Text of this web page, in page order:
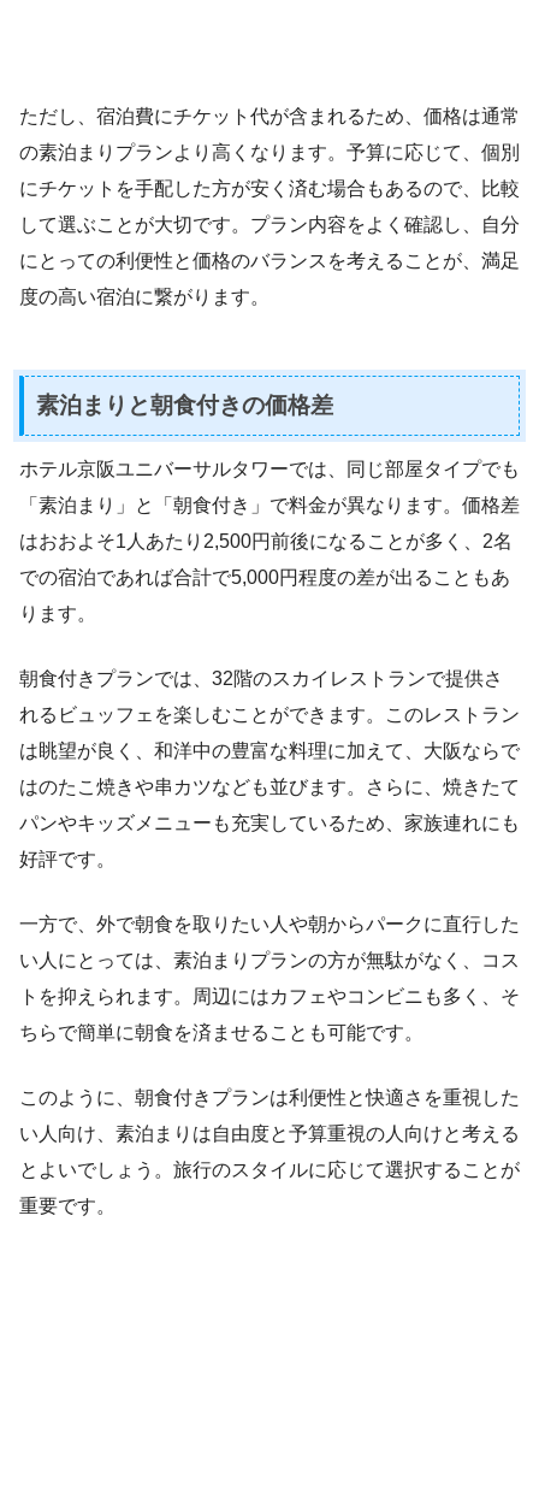
ただし、宿泊費にチケット代が含まれるため、価格は通常
の素泊まりプランより高くなります。予算に応じて、個別
にチケットを手配した方が安く済む場合もあるので、比較
して選ぶことが大切です。プラン内容をよく確認し、自分
にとっての利便性と価格のバランスを考えることが、満足
度の高い宿泊に繋がります。
素泊まりと朝食付きの価格差
ホテル京阪ユニバーサルタワーでは、同じ部屋タイプでも
「素泊まり」と「朝食付き」で料金が異なります。価格差
はおおよそ1人あたり2,500円前後になることが多く、2名
での宿泊であれば合計で5,000円程度の差が出ることもあ
ります。
朝食付きプランでは、32階のスカイレストランで提供さ
れるビュッフェを楽しむことができます。このレストラン
は眺望が良く、和洋中の豊富な料理に加えて、大阪ならで
はのたこ焼きや串カツなども並びます。さらに、焼きたて
パンやキッズメニューも充実しているため、家族連れにも
好評です。
一方で、外で朝食を取りたい人や朝からパークに直行した
い人にとっては、素泊まりプランの方が無駄がなく、コス
トを抑えられます。周辺にはカフェやコンビニも多く、そ
ちらで簡単に朝食を済ませることも可能です。
このように、朝食付きプランは利便性と快適さを重視した
い人向け、素泊まりは自由度と予算重視の人向けと考える
とよいでしょう。旅行のスタイルに応じて選択することが
重要です。